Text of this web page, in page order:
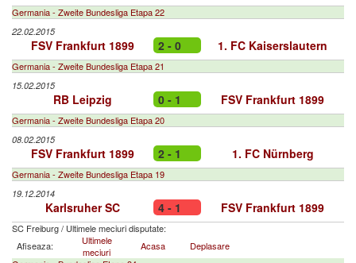
Germania - Zweite Bundesliga Etapa 22
22.02.2015
FSV Frankfurt 1899 2 - 0 1. FC Kaiserslautern
Germania - Zweite Bundesliga Etapa 21
15.02.2015
RB Leipzig 0 - 1 FSV Frankfurt 1899
Germania - Zweite Bundesliga Etapa 20
08.02.2015
FSV Frankfurt 1899 2 - 1 1. FC Nürnberg
Germania - Zweite Bundesliga Etapa 19
19.12.2014
Karlsruher SC 4 - 1 FSV Frankfurt 1899
SC Freiburg/ Ultimele meciuri disputate:
Afiseaza:
Ultimele
meciuri
Acasa
Deplasare